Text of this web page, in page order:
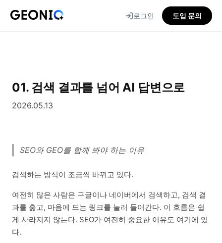
GEONIQ
로그인 도입 문의
01. 검색 결과를 넘어 AI 답변으로
2026.05.13
SEO와 GEO를 함께 봐야 하는 이유
검색하는 방식이 조금씩 바뀌고 있다.
여전히 많은 사람은 구글이나 네이버에서 검색하고, 검색 결
과를 훑고, 마음에 드는 링크를 눌러 들어간다. 이 흐름은 쉽
게 사라지지 않는다. SEO가 여전히 중요한 이유도 여기에 있
다.